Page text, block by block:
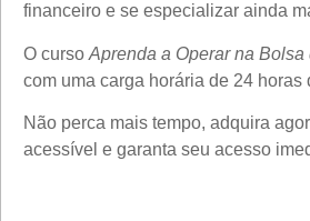
financeiro e se especializar ainda
O curso Aprenda a Operar na
com uma carga horária de 24
Não perca mais tempo, adquira
acessível e garanta seu acesso